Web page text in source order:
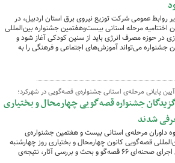
روابط عمومی شرکت توزیع نیروی برق استان اردبیل، در
اختتامیه مرحله استانی بیست‌وهفتمین جشنواره بین‌المللی
در حوزه مصرف انرژی باید از سنین کودکی آغاز شود و
جشنواره می‌تواند آموزش‌های اجتماعی و فرهنگی را به
پایانی مرحله‌ی استانی جشنواره‌ی قصه‌گویی در شهرکرد؛
جشنواره قصه‌گویی چهارمحال و بختیاری
شدند
داوران مرحله‌ی استانی بیست و هفتمین جشنواره‌ی
قصه‌گویی کانون چهارمحال و بختیاری روز چهارشنبه
۲۶ آذر ۱۴۰۴ پس سه روز تماشای اجرای صحنه‌ای ۶۶ قصه‌گو و بحث و بررسی آثار، نتیجه‌ی